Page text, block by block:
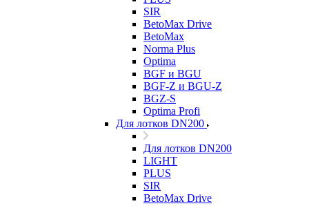
SIR
BetoMax Drive
BetoMax
Norma Plus
Optima
BGF и BGU
BGF-Z и BGU-Z
BGZ-S
Optima Profi
Для лотков DN200
Для лотков DN200
LIGHT
PLUS
SIR
BetoMax Drive